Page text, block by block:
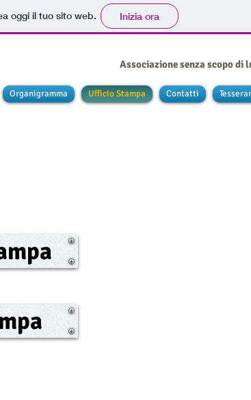
oggi il tuo sito web. Inizia ora
Organigramma Ufficio Stampa Contatti
Associazione senza scopo di